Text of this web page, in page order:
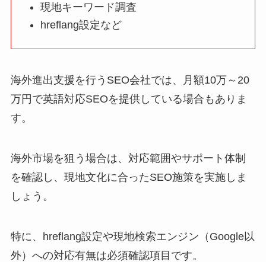
現地キーワード調査
hreflang設定など
海外進出支援を行うSEO会社では、月額10万～20
万円で英語対応SEOを提供している場合もありま
す。
海外市場を狙う場合は、対応範囲やサポート体制
を確認し、現地文化に合ったSEO施策を実施しま
しょう。
特に、hreflang設定や現地検索エンジン（Google以
外）への対応有無は必須確認項目です。